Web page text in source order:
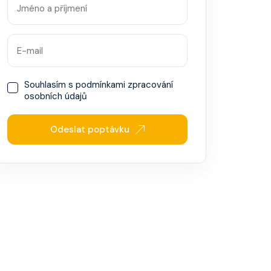
Souhlasím spodmínkami zpracování
osobních údajů
Odeslat poptávku